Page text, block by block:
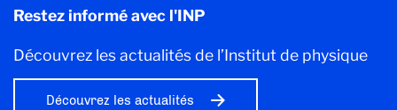
Restez informé avec l'INP
Découvrez les actualités de l’Institut de physique
Découvrez les actualités